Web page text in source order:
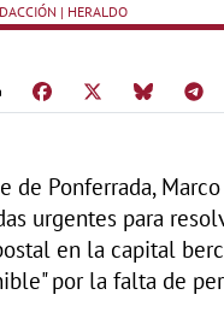
| HERALDO
de Ponferrada,
urgentes para
en la capital
por la falta de